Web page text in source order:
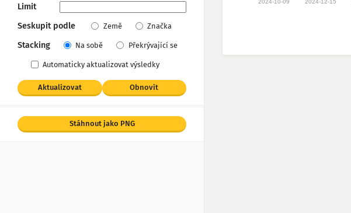
Limit
Seskupit podle
Země Značka
Stacking Na sobě Překrývající se
Automaticky aktualizovat výsledky
Aktualizovat Obnovit
Stáhnout jako PNG